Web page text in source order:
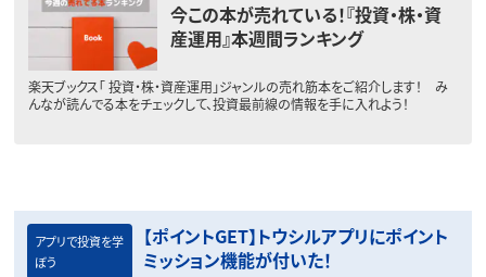
今この本が売れている！『投資・株・資
産運用』本週間ランキング
楽天ブックス「 投資・株・資産運用」ジャンルの売れ筋本をご紹介します！ み
んなが読んでる本をチェックして、投資最前線の情報を手に入れよう！
アプリで投資を学
ぼう
【ポイントGET】トウシルアプリにポイント
ミッション機能が付いた！